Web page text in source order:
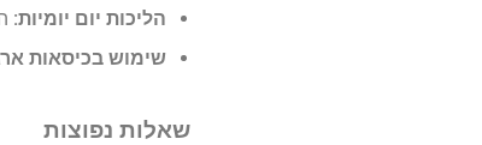
הליכות יום יומיות:
שימוש בכיסאות
שאלות נפוצות